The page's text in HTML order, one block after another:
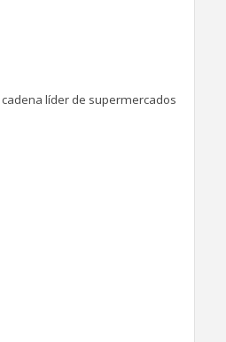
líder de supermercados